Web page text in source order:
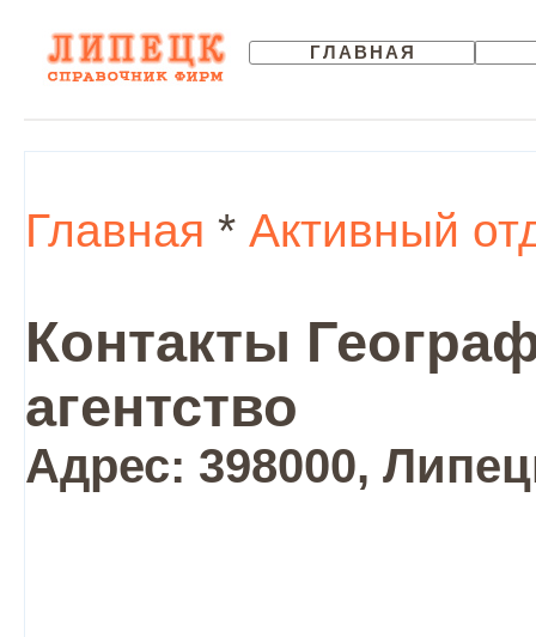
ГЛАВНАЯ
Главная * Активный
Контакты
агентство
Адрес: 398000,